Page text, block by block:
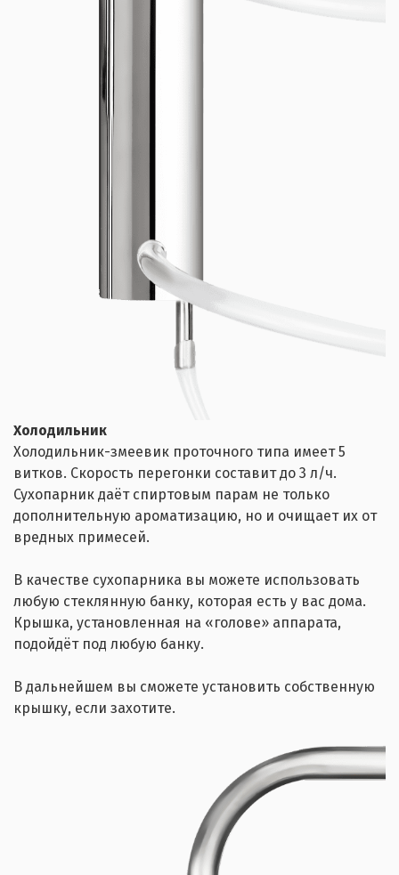
Холодильник
Холодильник-змеевик проточного типа имеет 5
витков. Скорость перегонки составит до 3 л/ч.
Сухопарник даёт спиртовым парам не только
дополнительную ароматизацию, но и очищает их от
вредных примесей.
В качестве сухопарника вы можете использовать
любую стеклянную банку, которая есть у вас дома.
Крышка, установленная на «голове» аппарата,
подойдёт под любую банку.
В дальнейшем вы сможете установить собственную
крышку, если захотите.